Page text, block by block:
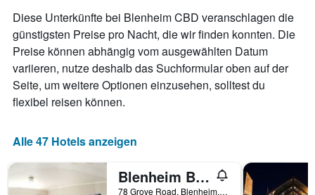
Diese Unterkünfte bei Blenheim CBD veranschlagen die
günstigsten Preise pro Nacht, die wir finden konnten. Die
Preise können abhängig vom ausgewählten Datum
variieren, nutze deshalb das Suchformular oben auf der
Seite, um weitere Optionen einzusehen, solltest du
flexibel reisen können.
Alle 47 Hotels anzeigen
Blenheim Bridges Holiday Park
78 Grove Road, Blenheim, Neuseeland